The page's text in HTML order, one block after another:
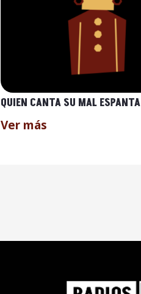
QUIEN CANTA SU MAL ESPANTA
Ver más